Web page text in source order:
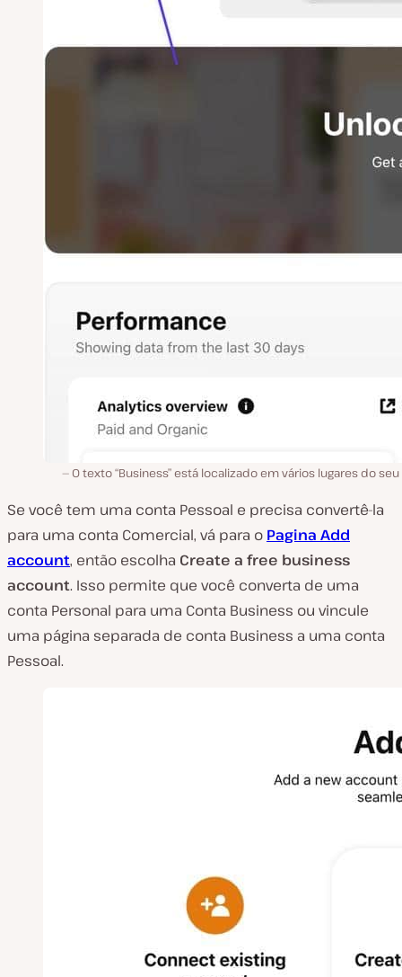
O texto “Business” está localizado em vários lugares do
Se você tem uma conta Pessoal e precisa convertê-la
para uma conta Comercial, vá para o Pagina Add
account, então escolha Create a free business
account. Isso permite que você converta de uma
conta Personal para uma Conta Business ou vincule
uma página separada de conta Business a uma conta
Pessoal.